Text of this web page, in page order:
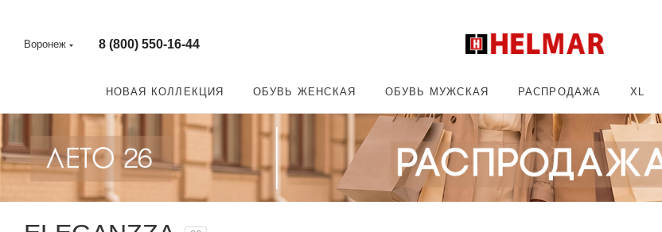
Воронеж 8 (800) 550-16-44
НОВАЯ КОЛЛЕКЦИЯ ОБУВЬ ЖЕНСКАЯ ОБУВЬ МУЖСКАЯ РАСПРОДАЖА XL